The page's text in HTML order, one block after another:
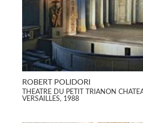
ROBERT POLIDORI
THEATRE DU PETIT TRIANON
VERSAILLES, 1988